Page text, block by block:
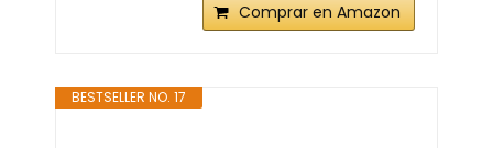
Comprar en Amazon
BESTSELLER NO. 17